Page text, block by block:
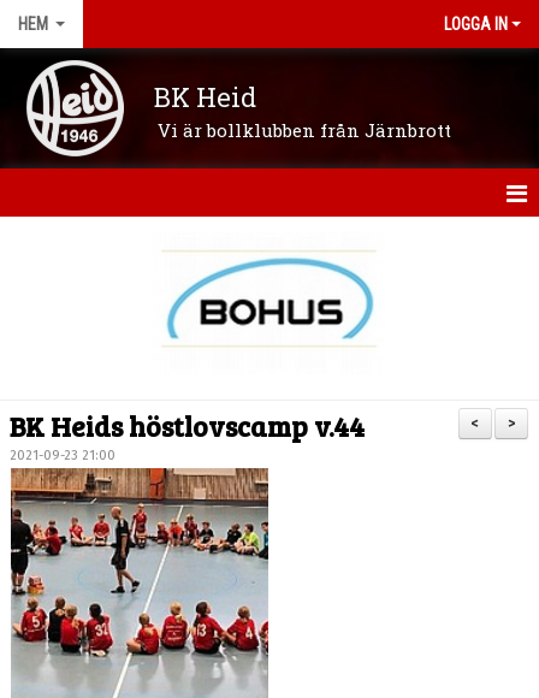
HEM LOGGA IN
BK Heid
Vi är bollklubben från Järnbrott
KONTAKT
KALENDER
DOKUMENT
NYFIKEN PÅ HANDBOLL
HEID CUPEN
>
<
BK Heids höstlovscamp v.44
2021-09-23 21:00